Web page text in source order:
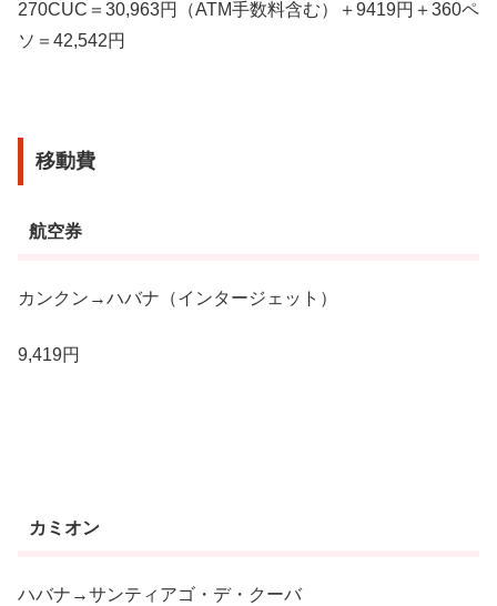
270CUC＝30,963円（ATM手数料含む）＋9419円＋360ペ
ソ＝42,542円
移動費
航空券
カンクン→ハバナ（インタージェット）
9,419円
カミオン
ハバナ→サンティアゴ・デ・クーバ